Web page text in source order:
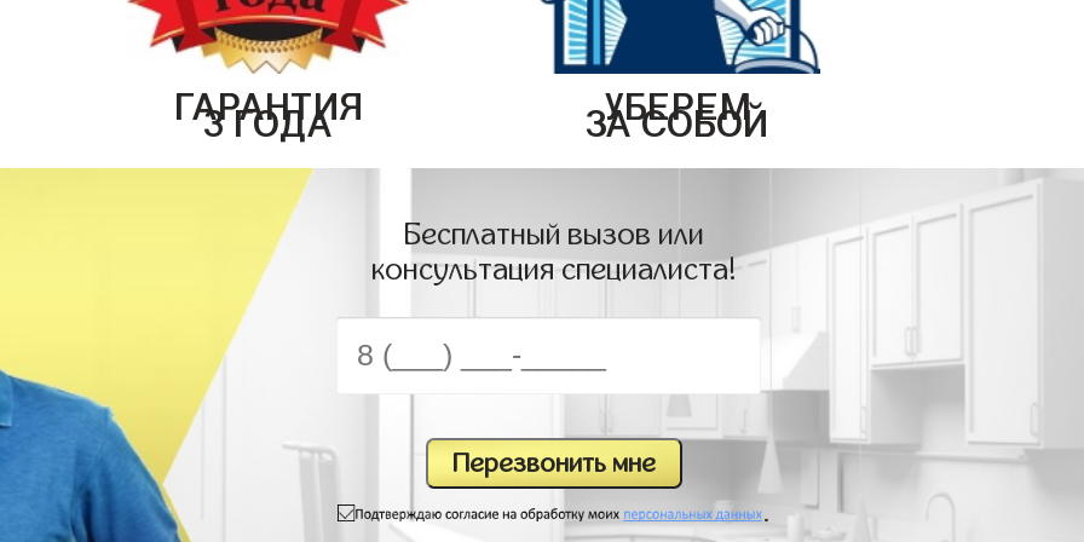
ГАРАНТИЯ
3 ГОДА УБЕРЕМ
ЗА СОБОЙ
Бесплатный вызов или
консультация специалиста!
.